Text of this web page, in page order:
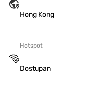
Hong Kong
Hotspot
Dostupan